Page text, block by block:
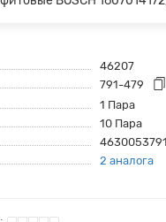
46207
791-479
1 Пара
10 Пара
2 аналога